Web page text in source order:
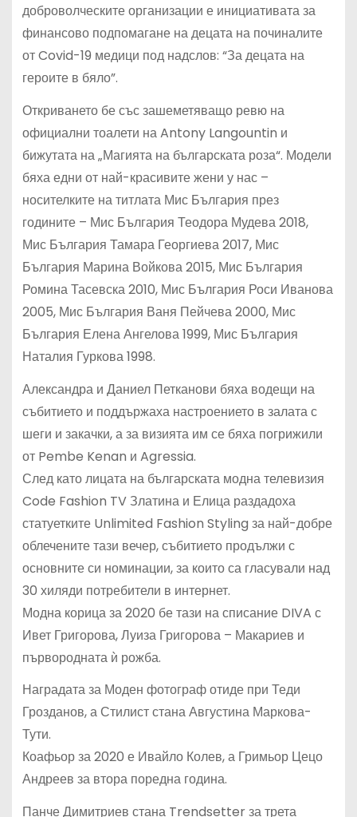
доброволческите организации е инициативата за
финансово подпомагане на децата на починалите
от Covid-19 медици под надслов: “За децата на
героите в бяло”.
Откриването бе със зашеметяващо ревю на
официални тоалети на Antony Langountin и
бижутата на „Магията на българската роза“. Модели
бяха едни от най-красивите жени у нас –
носителките на титлата Мис България през
годините – Мис България Теодора Мудева 2018,
Мис България Тамара Георгиева 2017, Мис
България Марина Войкова 2015, Мис България
Ромина Тасевска 2010, Мис България Роси Иванова
2005, Мис България Ваня Пейчева 2000, Мис
България Елена Ангелова 1999, Мис България
Наталия Гуркова 1998.
Александра и Даниел Петканови бяха водещи на
събитието и поддържаха настроението в залата с
шеги и закачки, а за визията им се бяха погрижили
от Pembe Kenan и Agressia.
След като лицата на българската модна телевизия
Code Fashion TV Златина и Елица раздадоха
статуетките Unlimited Fashion Styling за най-добре
облечените тази вечер, събитието продължи с
основните си номинации, за които са гласували над
30 хиляди потребители в интернет.
Модна корица за 2020 бе тази на списание DIVA с
Ивет Григорова, Луиза Григорова – Макариев и
първородната ѝ рожба.
Наградата за Моден фотограф отиде при Теди
Грозданов, а Стилист стана Августина Маркова-
Тути.
Коафьор за 2020 е Ивайло Колев, а Гримьор Цецо
Андреев за втора поредна година.
Панче Димитриев стана Trendsetter за трета